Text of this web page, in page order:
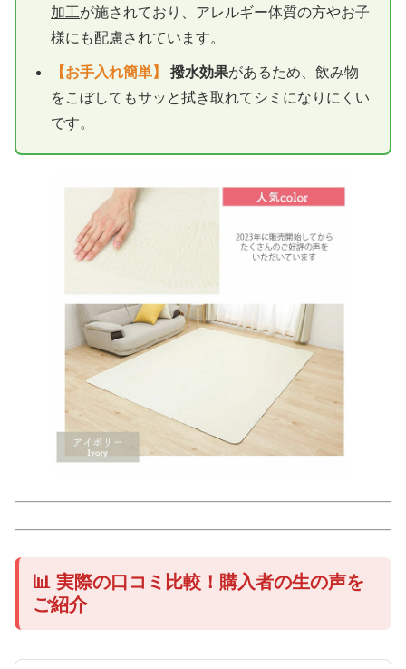
加工が施されており、アレルギー体質の方やお子
様にも配慮されています。
【お手入れ簡単】 撥水効果があるため、飲み物
をこぼしてもサッと拭き取れてシミになりにくい
です。
📊 実際の口コミ比較！購入者の生の声を
ご紹介